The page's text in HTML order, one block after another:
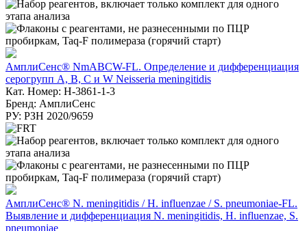
АмплиСенс® NmABCW-FL. Определение и дифференциация
серогрупп A, B, C и W Neisseria meningitidis
Кат. Номер: H-3861-1-3
Бренд: АмплиСенс
РУ: РЗН 2020/9659
АмплиСенс® N. meningitidis / H. influenzae / S. pneumoniae-FL.
Выявление и дифференциация N. meningitidis, H. influenzae, S.
pneumoniae